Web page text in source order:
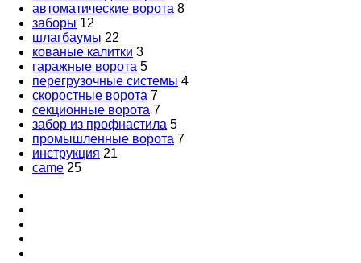
автоматические ворота 8
заборы 12
шлагбаумы 22
кованые калитки 3
гаражные ворота 5
перегрузочные системы 4
скоростные ворота 7
секционные ворота 7
забор из профнастила 5
промышленные ворота 7
инструкция 21
came 25